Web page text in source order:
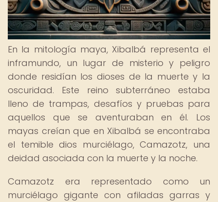
En la mitología maya, Xibalbá representa el
inframundo, un lugar de misterio y peligro
donde residían los dioses de la muerte y la
oscuridad. Este reino subterráneo estaba
lleno de trampas, desafíos y pruebas para
aquellos que se aventuraban en él. Los
mayas creían que en Xibalbá se encontraba
el temible dios murciélago, Camazotz, una
deidad asociada con la muerte y la noche.
Camazotz era representado como un
murciélago gigante con afiladas garras y